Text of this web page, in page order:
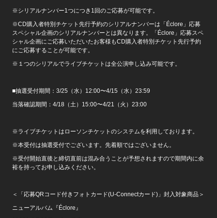
※シリアルナンバー1つにつき1回のご応募が可能です。
※CD購入者特別チケット先行予約のシリアルナンバーは「Éclore」応募
スペシャル企画のシリアルナンバーとは異なります。「Éclore」応募スペ
シャル企画にご応募いただいたお客様もCD購入者特別チケット先行予約
にご応募することが可能です。
※１つのシリアルでライブチケットは全公演申し込み可能です。
■抽選受付期間：3/25（水）12:00〜4/15（水）23:59
当落確認期間：4/18（土）15:00〜4/21（火）23:00
※ライブチケットはローソンチケットのシステムを利用しております。
※本受付は抽選受付でございます。先着順ではございません。
※受付開始直後と締切直前は混み合うことが予想されますので期間内に余
裕を持ってお申し込みください。
＜「応募QRコード付きフォトカード(U-Connectカード)」封入対象商品＞
ニューアルバム『Éclore』